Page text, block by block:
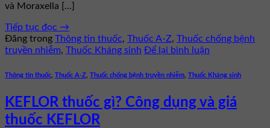
và Moraxella […]
Tiếp tục đọc →
Đăng trong Thông tin thuốc, Thuốc A-Z, Thuốc chống bệnh
truyền nhiễm, Thuốc Kháng sinh Để lại bình luận
Thông tin thuốc Thuốc A-Z Thuốc chống bệnh truyền nhiễm Thuốc Kháng sinh
KEFLOR thuốc gì? Công dụng và giá
thuốc KEFLOR